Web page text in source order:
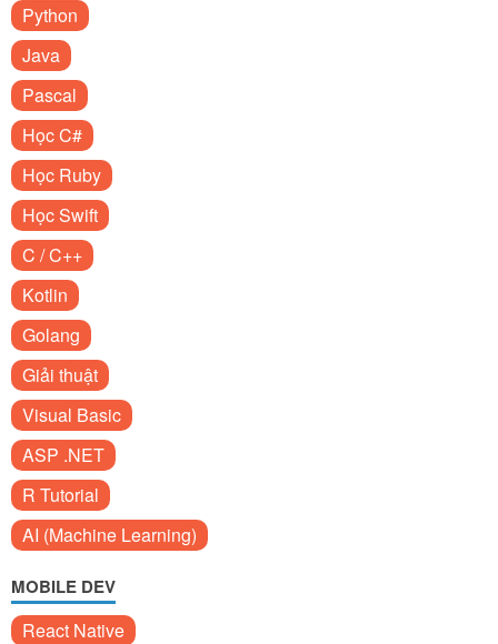
Python
Java
Pascal
Học C#
Học Ruby
Học Swift
C / C++
Kotlin
Golang
Giải thuật
Visual Basic
ASP .NET
R Tutorial
AI (Machine Learning)
MOBILE DEV
React Native